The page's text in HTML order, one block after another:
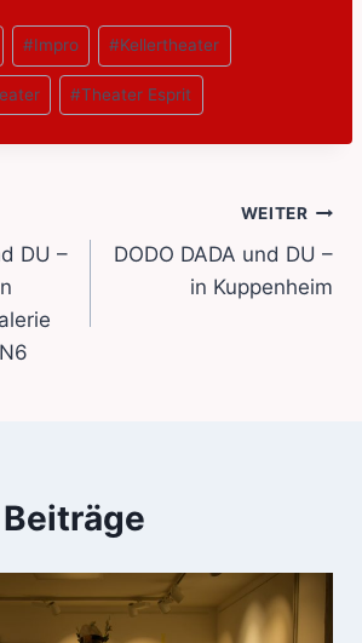
#Impro #Kellertheater
#Theater Esprit
DU –
WEITER
DODO DADA und DU –
in Kuppenheim